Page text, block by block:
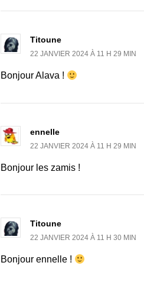
Titoune
22 JANVIER 2024 À 11 H 29 MIN
Bonjour Alava !
ennelle
22 JANVIER 2024 À 11 H 29 MIN
Bonjour les zamis !
Titoune
22 JANVIER 2024 À 11 H 30 MIN
Bonjour ennelle !